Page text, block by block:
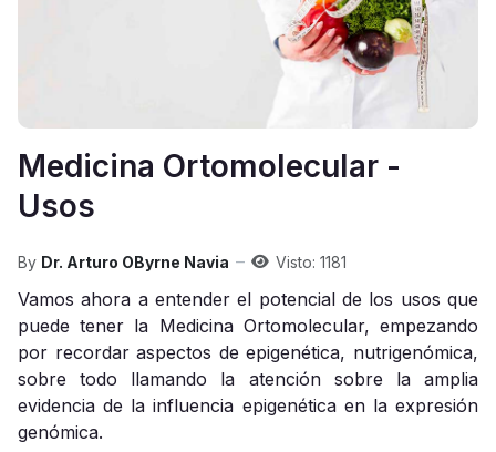
Medicina Ortomolecular -
Usos
By Dr. Arturo OByrne Navia Visto: 1181
Vamos ahora a entender el potencial de los usos que
puede tener la Medicina Ortomolecular, empezando
por recordar aspectos de epigenética, nutrigenómica,
sobre todo llamando la atención sobre la amplia
evidencia de la influencia epigenética en la expresión
genómica.